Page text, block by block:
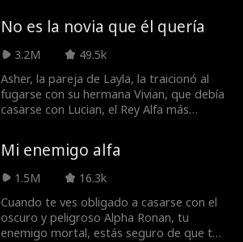
la entiende excepto Jonah, su novio y el
futuro alfa. Cuando la diosa de la luna la
combina con Kyan, en cambio, su única
esperanza se rompe, ¿este Bond de
pareja será una bendición u otra
maldición?
No es la novia que él quería
3.2M
49.5k
Asher, la pareja de Layla, la traicionó al
fugarse con su hermana Vivian, que debía
casarse con Lucian, el Rey Alfa más
su manada, Layla accede a casarse con
Lucian en lugar de su hermana. A pesar
de todo, Asher sigue creyendo que Layla
es su prometida. Layla y Lucian, junto con
Asher y Vivian, celebran sus bodas a la
vez. Justo cuando Layla está por irse,
Asher se da cuenta de que Vivian lo
Mi enemigo alfa
1.5M
16.3k
Cuando te ves obligado a casarse con el
oscuro y peligroso Alpha Ronan, tu
enemigo mortal, estás seguro de que te